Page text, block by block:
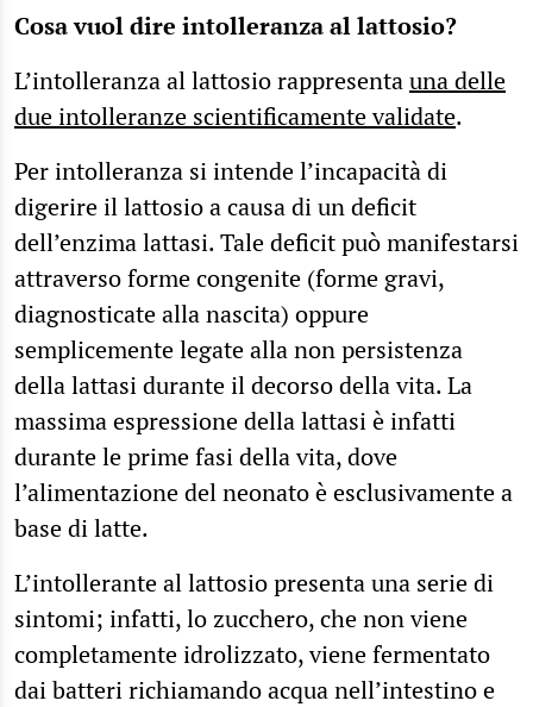
Cosa vuol dire intolleranza al lattosio?
L’intolleranza al lattosio rappresentauna delle
due intolleranze scientificamente validate.
Per intolleranza si intende l’incapacità di
digerire il lattosio a causa di un deficit
dell’enzima lattasi. Tale deficit può manifestarsi
attraverso forme congenite (forme gravi,
diagnosticate alla nascita) oppure
semplicemente legate alla non persistenza
della lattasi durante il decorso della vita. La
massima espressione della lattasi è infatti
durante le prime fasi della vita, dove
l’alimentazione del neonato è esclusivamente a
base di latte.
L’intollerante al lattosio presenta una serie di
sintomi; infatti, lo zucchero, che non viene
completamente idrolizzato, viene fermentato
dai batteri richiamando acqua nell’intestino e